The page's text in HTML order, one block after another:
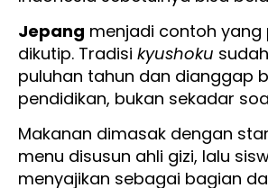
Jepang menjadi contoh yang
dikutip. Tradisi kyushoku
puluhan tahun dan dianggap
pendidikan, bukan sekadar
Makanan dimasak dengan
menu disusun ahli gizi, lalu
menyajikan sebagai bagian